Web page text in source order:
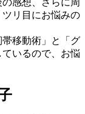
リ目にお悩みの
移動術」と「グ
いるので、お悩